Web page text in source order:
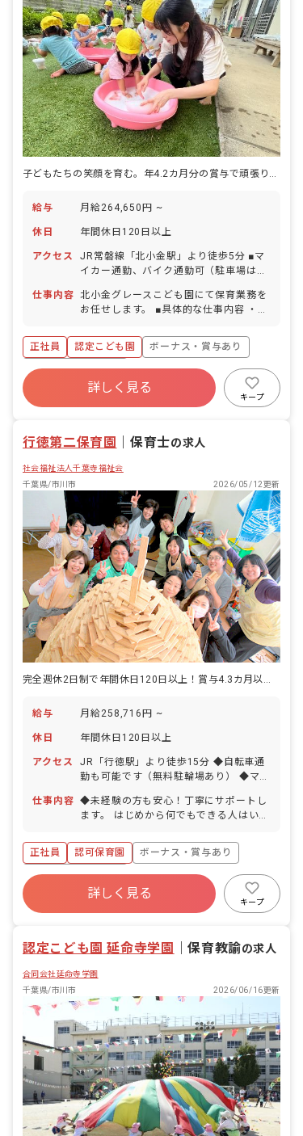
子どもたちの笑顔を育む。年4.2カ月分の賞与で頑張りをしっかり評価
給与 月給264,650円 ~
休日 年間休日120日以上
アクセス
JR常磐線「北小金駅」より徒歩5分 ■マ
イカー通勤、バイク通勤可（駐車場は自
寄り駅の駐輪場代も補助）
仕事内容 北小金グレースこども園にて保育業務を
お任せします。 ■具体的な仕事内容 ・乳
た業務をお願いします。 ■職場の雰囲気
人員にゆとりがあるため休み相談もしや
すく、明るい会話と自由な意見交換が活
発に行われています。遠方出身者も多く
活躍しており、馴染みやすい職場です。
正社員 認定こども園
ボーナス・賞与あり
年間休日120日以上
寮・住宅・家賃補助あり
社会保険完備
昇給昇進あり
詳しく見る
キープ
行徳第二保育園 ｜保育士の求人
社会福祉法人千葉寺福祉会
千葉県/市川市
2026/05/12更新
完全週休2日制で年間休日120日以上！賞与4.3カ月以上など待遇も充実
給与 月給258,716円 ~
休日 年間休日120日以上
アクセス
JR「行徳駅」より徒歩15分 ◆自転車通
勤も可能です（無料駐輪場あり） ◆マイ
仕事内容 ◆未経験の方も安心！丁寧にサポートし
ます。 はじめから何でもできる人はいま
お話できれば大丈夫。 徐々に仕事を覚え
ていけるよう、先輩がしっかりサポート
していきます。 （室内の消毒やおやつの
準備など） 先輩の様子を見ながら、保育
の流れや子どもたちとのかかわり方など
を少しずつ覚えていってください。
正社員 認可保育園
ボーナス・賞与あり
年間休日120日以上
寮・住宅・家賃補助あり
社会保険完備
残業少なめ
詳しく見る
キープ
認定こども園 延命寺学園 ｜保育教諭の求人
合同会社延命寺学園
千葉県/市川市
2026/06/16更新